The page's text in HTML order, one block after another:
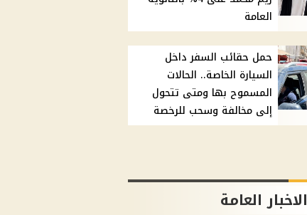
العامة
حمل حقائب السفر داخل
السيارة الخاصة.. الحالات
المسموح بها ومتى تتحول
إلى مخالفة وسحب للرخصة
الاخبار العامة